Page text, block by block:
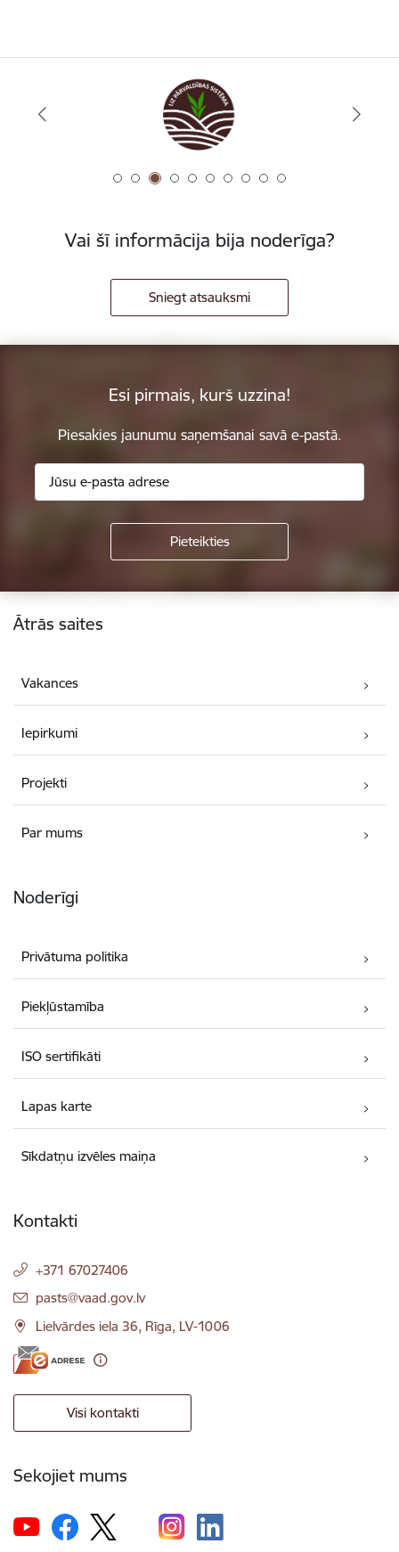
Vai šī informācija bija noderīga?
Sniegt atsauksmi
Esi pirmais, kurš uzzina!
Piesakies jaunumu saņemšanai savā e-pastā.
Kājene
Ātrās saites
Vakances
Iepirkumi
Projekti
Par mums
Noderīgi
Privātuma politika
Piekļūstamība
ISO sertifikāti
Lapas karte
Sīkdatņu izvēles maiņa
Kontakti
+371 67027406
E-pasts:
pasts@vaad.gov.lv
Lielvārdes iela 36, Rīga, LV-1006
Visi kontakti
Sekojiet mums